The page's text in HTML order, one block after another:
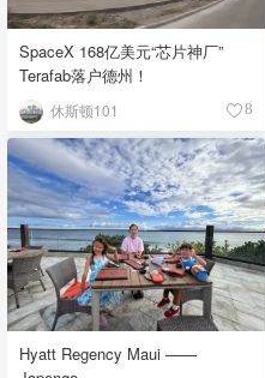
SpaceX 168亿美元“芯片神厂”
Terafab落户德州！
休斯顿101 8
Hyatt Regency Maui ——